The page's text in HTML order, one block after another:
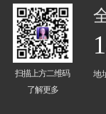
扫描上方二维码
了解更多
地